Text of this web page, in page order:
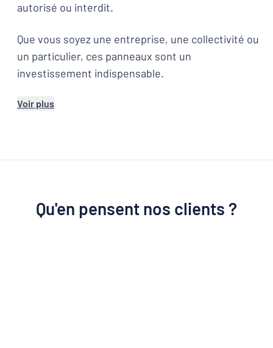
autorisé ou interdit.
Que vous soyez une entreprise, une collectivité ou
un particulier, ces panneaux sont un
investissement indispensable.
Voir plus
Qu'en pensent nos clients ?